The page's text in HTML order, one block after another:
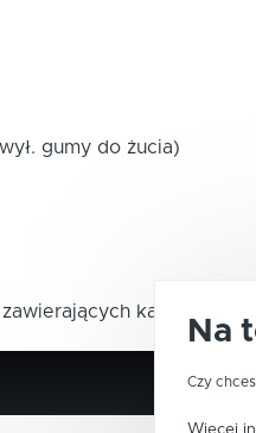
gumy do żucia)
kakao
Na
Czy
Więcej